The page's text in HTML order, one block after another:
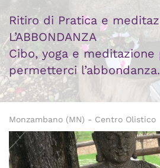
Ritiro di Pratica e
L’ABBONDANZA
Cibo, yoga e
permetterci l’abbondanza.
Monzambano (MN) - Centro Olistico